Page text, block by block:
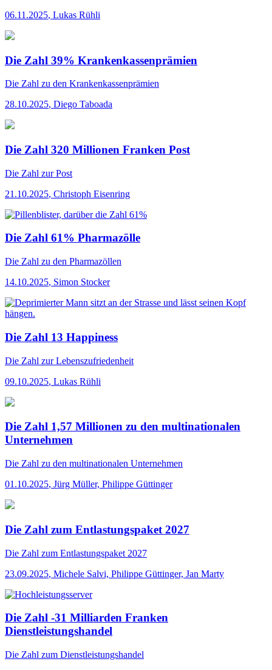
06.11.2025, Lukas Rühli
Die Zahl 39% Krankenkassenprämien
Die Zahl zu den Krankenkassenprämien
28.10.2025, Diego Taboada
Die Zahl 320 Millionen Franken Post
Die Zahl zur Post
21.10.2025, Christoph Eisenring
Die Zahl 61% Pharmazölle
Die Zahl zu den Pharmazöllen
14.10.2025, Simon Stocker
Die Zahl 13 Happiness
Die Zahl zur Lebenszufriedenheit
09.10.2025, Lukas Rühli
Die Zahl 1,57 Millionen zu den multinationalen
Unternehmen
Die Zahl zu den multinationalen Unternehmen
01.10.2025, Jürg Müller, Philippe Güttinger
Die Zahl zum Entlastungspaket 2027
Die Zahl zum Entlastungspaket 2027
23.09.2025, Michele Salvi, Philippe Güttinger, Jan Marty
Die Zahl -31 Milliarden Franken
Dienstleistungshandel
Die Zahl zum Dienstleistungshandel